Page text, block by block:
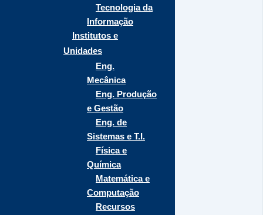
Tecnologia da
Informação
Institutos e
Unidades
Eng.
Mecânica
Eng. Produção
e Gestão
Eng. de
Sistemas e T.I.
Física e
Química
Matemática e
Computação
Recursos